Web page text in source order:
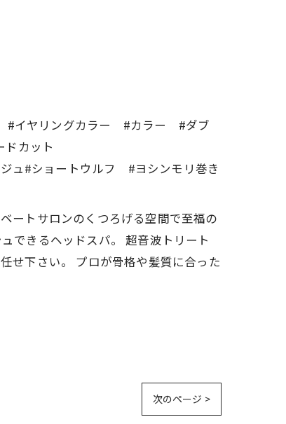
イヤリングカラー #カラー #ダブ
ドカット
#ショートウルフ #ヨシンモリ巻き
ートサロンのくつろげる空間で至福の
できるヘッドスパ。 超音波トリート
せ下さい。 プロが骨格や髪質に合った
次のページ >